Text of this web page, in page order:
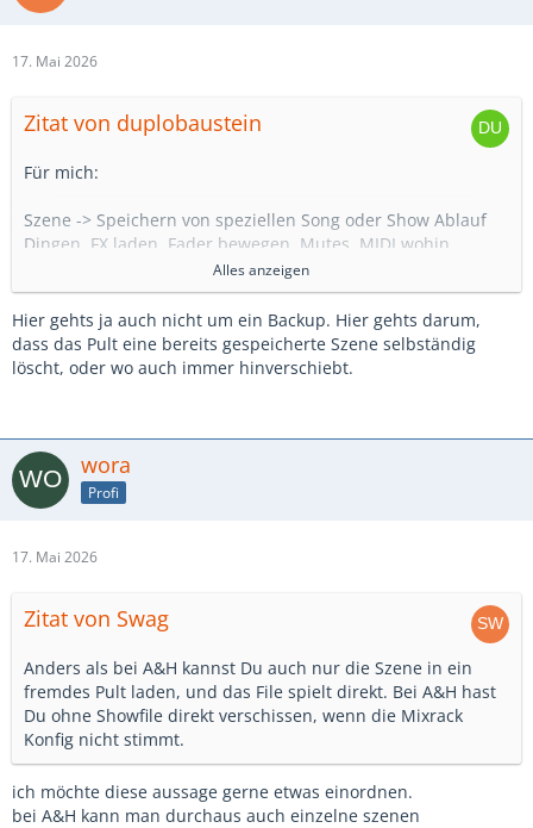
17. Mai 2026
Zitat von duplobaustein
Für mich:
Szene -> Speichern von speziellen Song oder Show Ablauf
Dingen. FX laden, Fader bewegen, Mutes, MIDI wohin
Show -> Backup
Szenen sind kein Backup. Ich speichere grundsätzlich nur
Alles anzeigen
Hier gehts ja auch nicht um ein Backup. Hier gehts darum,
dass das Pult eine bereits gespeicherte Szene selbständig
löscht, oder wo auch immer hinverschiebt.
wora
Profi
17. Mai 2026
Zitat von Swag
Anders als bei A&H kannst Du auch nur die Szene in ein
fremdes Pult laden, und das File spielt direkt. Bei A&H hast
Du ohne Showfile direkt verschissen, wenn die Mixrack
Konfig nicht stimmt.
ich möchte diese aussage gerne etwas einordnen.
bei A&H kann man durchaus auch einzelne szenen